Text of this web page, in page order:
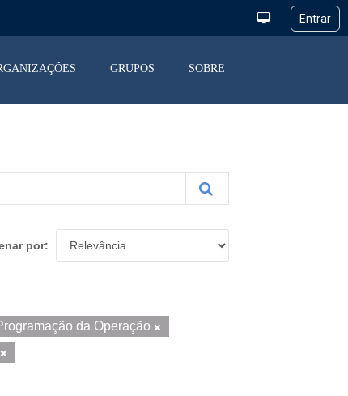
GRUPOS SOBRE
por
da Operação